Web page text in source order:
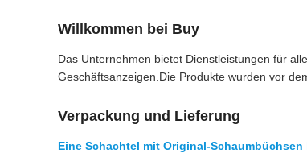
Willkommen bei Buy
Das Unternehmen bietet Dienstleistungen für
Geschäftsanzeigen.Die Produkte wurden vor
Verpackung und Lieferung
Eine Schachtel mit Original-